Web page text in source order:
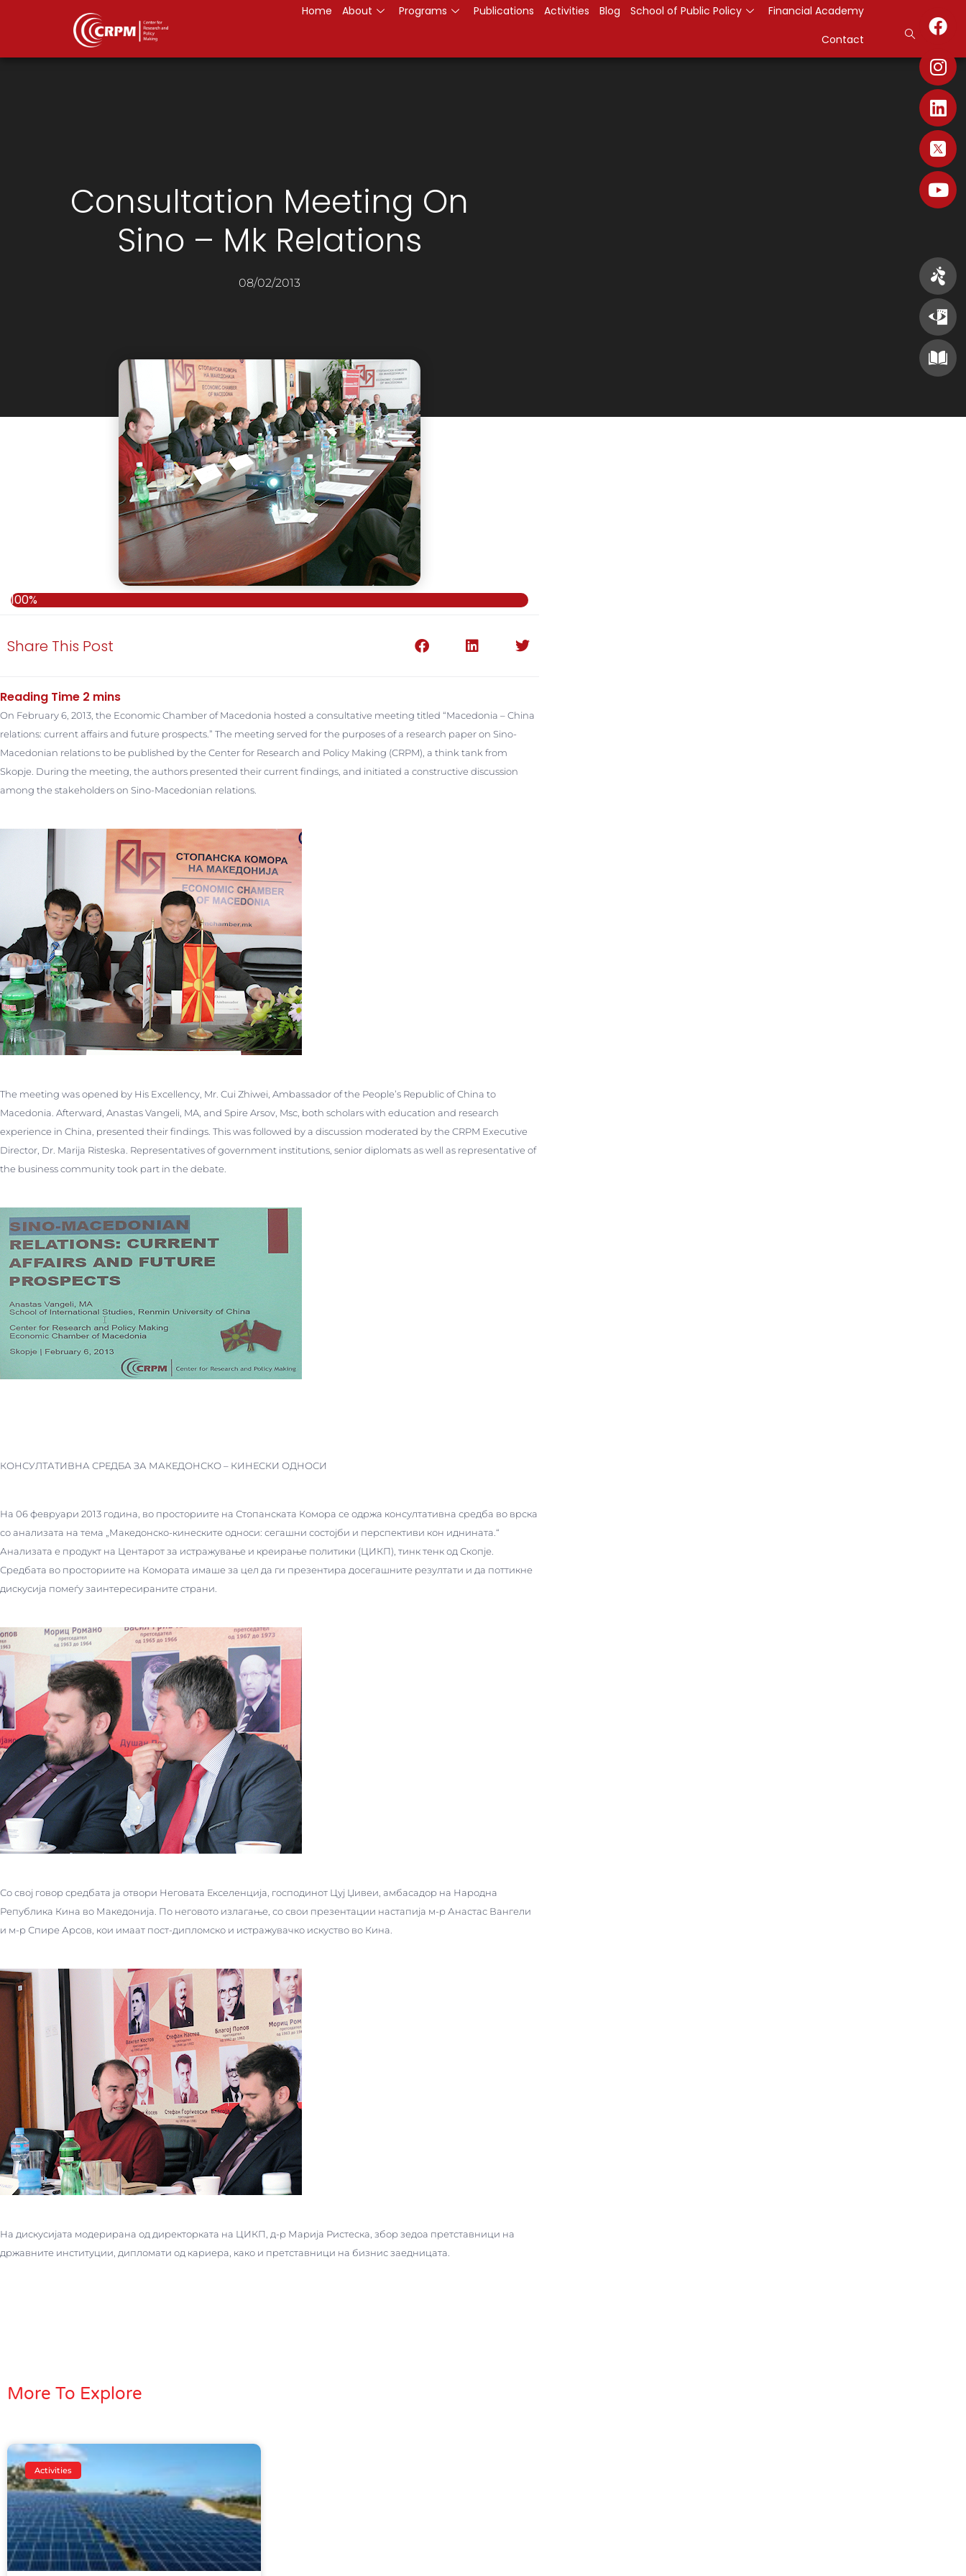
Home About Programs Publications Activities Blog School of Public Policy
Financial Academy
Contact
Consultation Meeting On
Sino – Mk Relations
08/02/2013
100%
Share This Post
On February 6, 2013, the Economic Chamber of Macedonia hosted a consultative meeting titled “Macedonia – China
relations: current affairs and future prospects.” The meeting served for the purposes of a research paper on Sino-
Macedonian relations to be published by the Center for Research and Policy Making (CRPM), a think tank from
Skopje. During the meeting, the authors presented their current findings, and initiated a constructive discussion
among the stakeholders on Sino-Macedonian relations.
The meeting was opened by His Excellency, Mr. Cui Zhiwei, Ambassador of the People’s Republic of China to
Macedonia. Afterward, Anastas Vangeli, MA, and Spire Arsov, Msc, both scholars with education and research
experience in China, presented their findings. This was followed by a discussion moderated by the CRPM Executive
Director, Dr. Marija Risteska. Representatives of government institutions, senior diplomats as well as representative of
the business community took part in the debate.
КОНСУЛТАТИВНА СРЕДБА ЗА МАКЕДОНСКО – КИНЕСКИ ОДНОСИ
На 06 февруари 2013 година, во просториите на Стопанската Комора се одржа консултативна средба во врска
со анализата на тема „Македонско-кинеските односи: сегашни состојби и перспективи кон иднината.“
Анализата е продукт на Центарот за истражување и креирање политики (ЦИКП), тинк тенк од Скопје.
Средбата во просториите на Комората имаше за цел да ги презентира досегашните резултати и да поттикне
дискусија помеѓу заинтересираните страни.
Со свој говор средбата ја отвори Неговата Екселенција, господинот Цуј Џивеи, амбасадор на Народна
Република Кина во Македонија. По неговото излагање, со свои презентации настапија м-р Анастас Вангели
и м-р Спире Арсов, кои имаат пост-дипломско и истражувачко искуство во Кина.
На дискусијата модерирана од директорката на ЦИКП, д-р Марија Ристеска, збор зедоа претставници на
државните институции, дипломати од кариера, како и претставници на бизнис заедницата.
More To Explore
Activities